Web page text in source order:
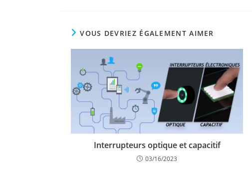
VOUS DEVRIEZ ÉGALEMENT AIMER
Interrupteurs optique et capacitif
03/16/2023